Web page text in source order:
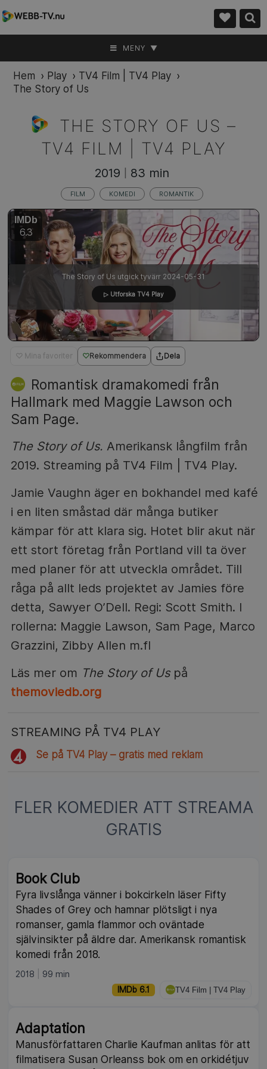
MENY ▼
Hem › Play › TV4 Film | TV4 Play ›
The Story of Us
THE STORY OF US –
TV4 FILM | TV4 PLAY
♡ Mina favoriter Rekommendera Dela
Romantisk dramakomedi från
Hallmark med Maggie Lawson och
Sam Page.
The Story of Us. Amerikansk långfilm från
2019. Streaming på TV4 Film | TV4 Play.
Jamie Vaughn äger en bokhandel med kafé
i en liten småstad där många butiker
kämpar för att klara sig. Hotet blir akut när
ett stort företag från Portland vill ta över
med planer för att utveckla området. Till
råga på allt leds projektet av Jamies före
detta, Sawyer O’Dell. Regi: Scott Smith. I
rollerna: Maggie Lawson, Sam Page, Marco
Grazzini, Zibby Allen m.fl
Läs mer om The Story of Uspå
themoviedb.org
The Story of Us utgick tyvärr 2024-05-31
▷ Utforska TV4 Play
STREAMING PÅ TV4 PLAY
Se på TV4 Play – gratis med reklam
2019 83 min
FILM KOMEDI ROMANTIK
IMDb
6.3
FLER KOMEDIER ATT STREAMA
GRATIS
Book Club
Fyra livslånga vänner i bokcirkeln läser Fifty
Shades of Grey och hamnar plötsligt i nya
romanser, gamla flammor och oväntade
självinsikter på äldre dar. Amerikansk romantisk
komedi från 2018.
2018 99 min
IMDb 6.1 TV4 Film | TV4 Play
Adaptation
Manusförfattaren Charlie Kaufman anlitas för att
filmatisera Susan Orleanss bok om en orkidétjuv